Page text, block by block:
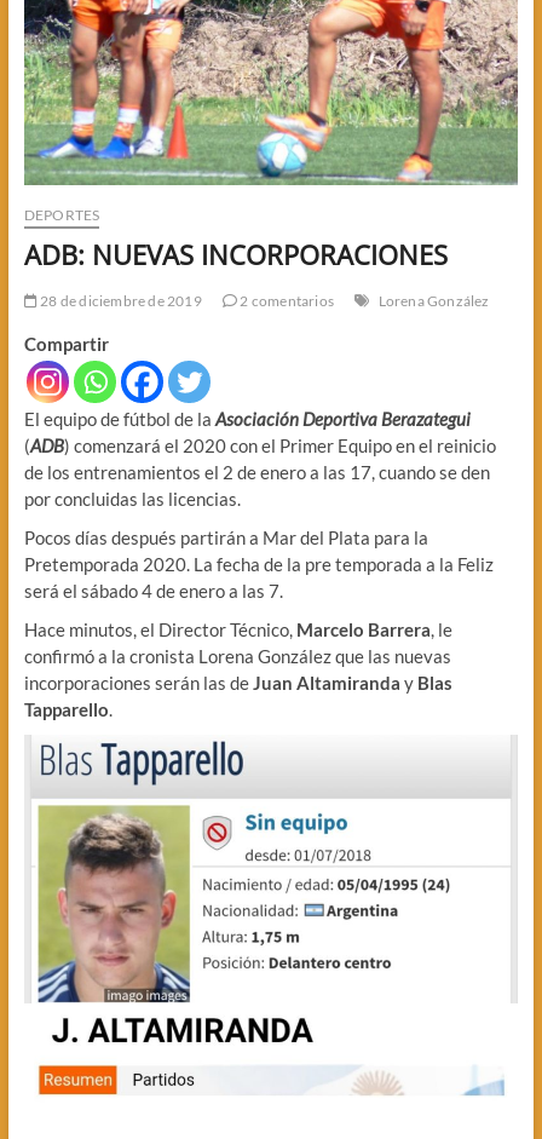
DEPORTES
ADB: NUEVAS INCORPORACIONES
28 de diciembre de 2019 2 comentarios Lorena González
Compartir
El equipo de fútbol de la Asociación Deportiva Berazategui
(ADB) comenzará el 2020 con el Primer Equipo en el reinicio
de los entrenamientos el 2 de enero a las 17, cuando se den
por concluidas las licencias.
Pocos días después partirán a Mar del Plata para la
Pretemporada 2020. La fecha de la pre temporada a la Feliz
será el sábado 4 de enero a las 7.
Hace minutos, el Director Técnico, Marcelo Barrera , le
confirmó a la cronista Lorena González que las nuevas
incorporaciones serán las de Juan Altamiranda y Blas
Tapparello